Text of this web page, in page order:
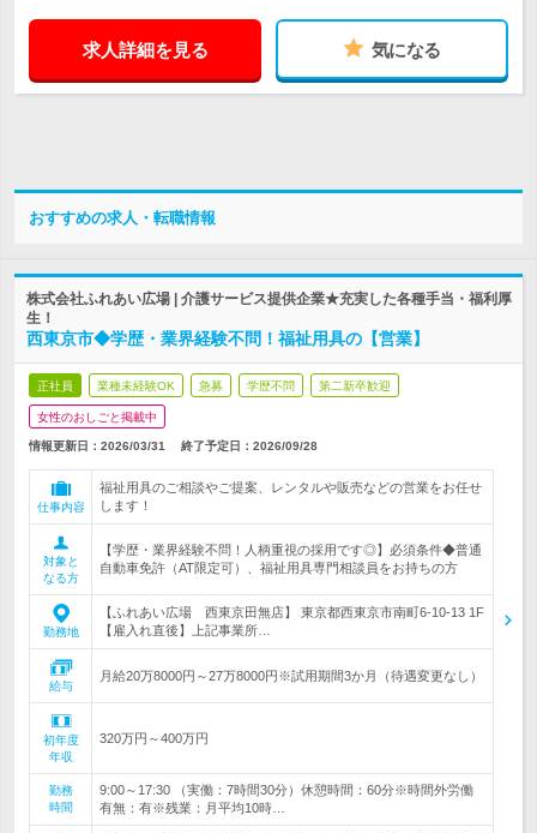
求人詳細を見る 気になる
おすすめの求人・転職情報
株式会社ふれあい広場 | 介護サービス提供企業★充実した各種手当・福利厚
生！
西東京市◆学歴・業界経験不問！福祉用具の【営業】
正社員 業種未経験OK 急募 学歴不問 第二新卒歓迎
女性のおしごと掲載中
情報更新日：2026/03/31 終了予定日： 2026/09/28
仕事内容
福祉用具のご相談やご提案、レンタルや販売などの営業をお任せ
します！
対象と
なる方
【学歴・業界経験不問！人柄重視の採用です◎】必須条件◆普通
自動車免許（AT限定可）、福祉用具専門相談員をお持ちの方
勤務地
【ふれあい広場 西東京田無店】 東京都西東京市南町6-10-13 1F
【雇入れ直後】上記事業所…
給与
月給20万8000円～27万8000円※試用期間3か月（待遇変更なし）
初年度
年収
320万円～400万円
勤務
時間
9:00～17:30 （実働：7時間30分）休憩時間：60分※時間外労働
有無：有※残業：月平均10時…